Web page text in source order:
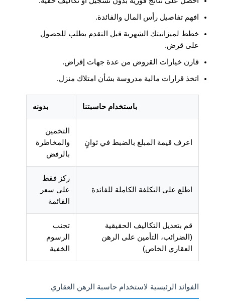
افهم تفاصيل رأس المال والفائدة.
خطط لميزانيتك الشهرية قبل التقدم بطلب للحصول
على قرض.
قارن خيارات القروض من عدة جهات إقراض.
اتخذ قرارات مالية مدروسة بشأن امتلاك منزل.
باستخدام حاسبتنا بدونه
اعرف قيمة المبلغ بالضبط في ثوانٍ
التخمين
والمخاطرة
بالرفض
اطلع على التكلفة الكاملة للفائدة
ركز فقط
على سعر
القائمة
قم بتعديل التكاليف الحقيقية
(الضرائب، التأمين على الرهن
العقاري الخاص)
تجنب
الرسوم
الخفية
الفوائد الرئيسية لاستخدام حاسبة الرهن العقاري